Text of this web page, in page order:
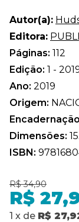
Autor(a):
Editora:
Páginas: 112
Edição: 1 -
Ano: 2019
Origem:
Dimensões:
ISBN:
R$ 34,90
R$
1 x de R$